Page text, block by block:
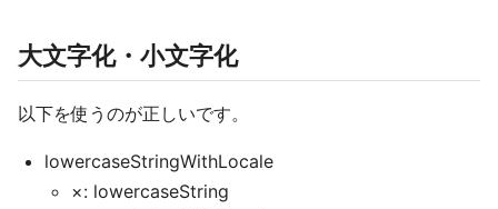
大文字化・小文字化
以下を使うのが正しいです。
lowercaseStringWithLocale
×: lowercaseString